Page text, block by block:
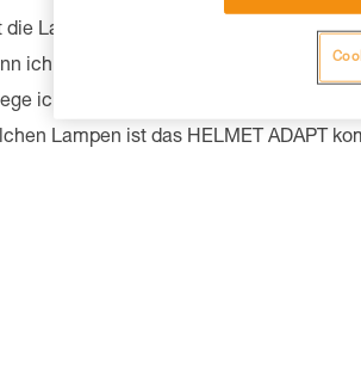
die Lampe bei Kälte über die gleichen
ich das Modell und das Alter meiner
ich das Kopfband einer Stirnlampe?
Lampen ist das HELMET ADAPT